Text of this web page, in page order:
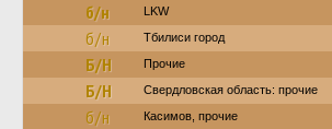
б/н LKW
б/н Тбилиси город
Б/Н Прочие
Б/Н Свердловская область: прочие
б/н Касимов, прочие